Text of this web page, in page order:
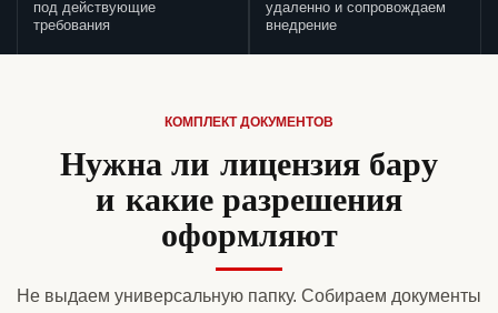
под действующие
требования
удаленно и сопровождаем
внедрение
КОМПЛЕКТ ДОКУМЕНТОВ
Нужна ли лицензия бару
и какие разрешения
оформляют
Не выдаем универсальную папку. Собираем документы